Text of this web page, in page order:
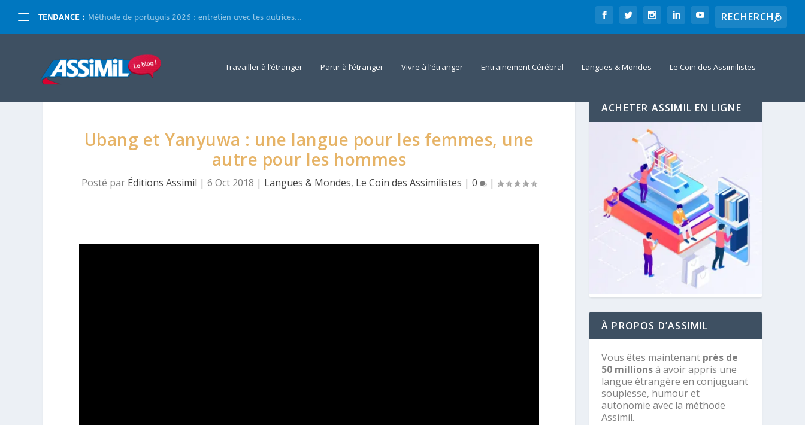
TENDANCE : Méthode de portugais 2026 : entretien avec les autrices...
Travailler à l’étranger Partir à l’étranger Vivre à l’étranger Entrainement Cérébral Langues & Mondes Le Coin des Assimilistes
Ubang et Yanyuwa : une langue pour les femmes, une
autre pour les hommes
Posté par Éditions Assimil | 6 Oct 2018 | Langues & Mondes, Le Coin des Assimilistes | 0 |
ACHETER ASSIMIL EN LIGNE
À PROPOS D’ASSIMIL
Vous êtes maintenant près de
50 millionsà avoir appris une
langue étrangère en conjuguant
souplesse, humour et
autonomie avec la méthode
Assimil.